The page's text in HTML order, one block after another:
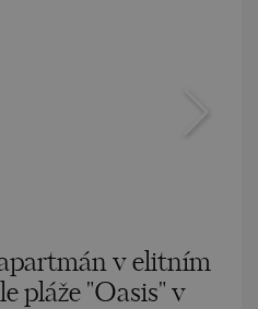
v elitním
pláže "Oasis" v